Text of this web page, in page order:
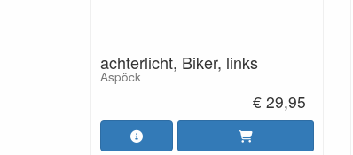
achterlicht, Biker, links
Aspöck
€ 29,95